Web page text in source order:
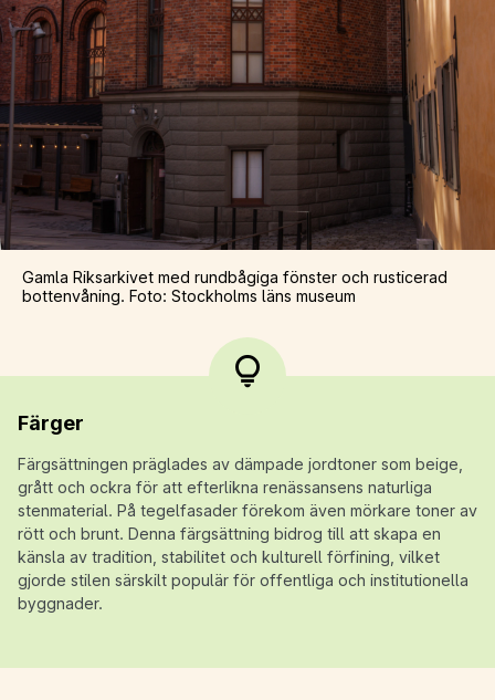
Gamla Riksarkivet med rundbågiga fönster och rusticerad
bottenvåning. Foto: Stockholms läns museum
Färger
Färgsättningen präglades av dämpade jordtoner som beige,
grått och ockra för att efterlikna renässansens naturliga
stenmaterial. På tegelfasader förekom även mörkare toner av
rött och brunt. Denna färgsättning bidrog till att skapa en
känsla av tradition, stabilitet och kulturell förfining, vilket
gjorde stilen särskilt populär för offentliga och institutionella
byggnader.